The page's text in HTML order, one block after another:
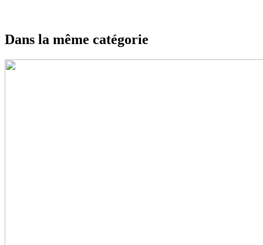
Dans la même catégorie